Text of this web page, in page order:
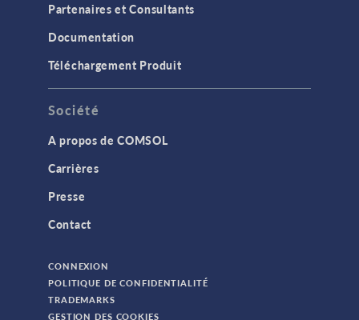
Partenaires et Consultants
Documentation
Téléchargement Produit
Société
A propos de COMSOL
Carrières
Presse
Contact
CONNEXION
POLITIQUE DE CONFIDENTIALITÉ
TRADEMARKS
GESTION DES COOKIES